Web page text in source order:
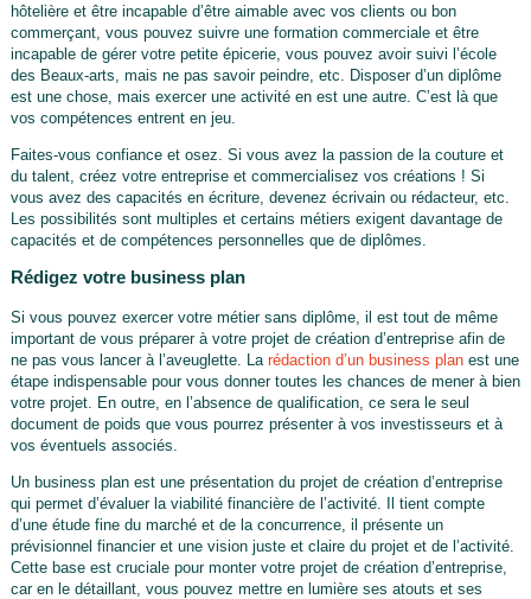
hôtelière et être incapable d’être aimable avec vos clients ou bon
commerçant, vous pouvez suivre une formation commerciale et être
incapable de gérer votre petite épicerie, vous pouvez avoir suivi l’école
des Beaux-arts, mais ne pas savoir peindre, etc. Disposer d’un diplôme
est une chose, mais exercer une activité en est une autre. C’est là que
vos compétences entrent en jeu.
Faites-vous confiance et osez. Si vous avez la passion de la couture et
du talent, créez votre entreprise et commercialisez vos créations ! Si
vous avez des capacités en écriture, devenez écrivain ou rédacteur, etc.
Les possibilités sont multiples et certains métiers exigent davantage de
capacités et de compétences personnelles que de diplômes.
Rédigez votre business plan
Si vous pouvez exercer votre métier sans diplôme, il est tout de même
important de vous préparer à votre projet de création d’entreprise afin de
ne pas vous lancer à l’aveuglette. La rédaction d’un business planest une
étape indispensable pour vous donner toutes les chances de mener à bien
votre projet. En outre, en l’absence de qualification, ce sera le seul
document de poids que vous pourrez présenter à vos investisseurs et à
vos éventuels associés.
Un business plan est une présentation du projet de création d’entreprise
qui permet d’évaluer la viabilité financière de l’activité. Il tient compte
d’une étude fine du marché et de la concurrence, il présente un
prévisionnel financier et une vision juste et claire du projet et de l’activité.
Cette base est cruciale pour monter votre projet de création d’entreprise,
car en le détaillant, vous pouvez mettre en lumière ses atouts et ses